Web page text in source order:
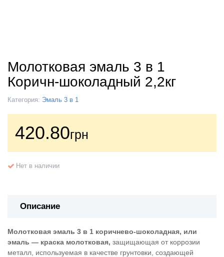
Молотковая эмаль 3 в 1
Коричн-шоколадный 2,2кг
Категория: Эмаль 3 в 1
420.80грн
Нет в наличии
Описание
Молотковая эмаль 3 в 1 коричнево-шоколадная, или
эмаль — краска молотковая, защищающая от коррозии
металл, используемая в качестве грунтовки, создающей